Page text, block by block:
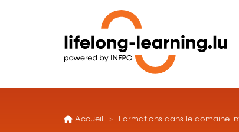
Accueil Formations dans le domaine